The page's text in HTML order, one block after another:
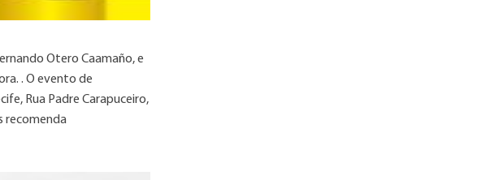
Otero Caamaño, e
. O evento de
Rua Padre Carapuceiro,
recomenda